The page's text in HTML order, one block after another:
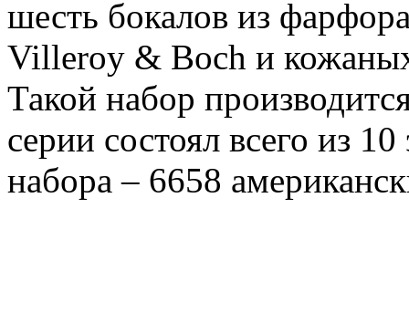
шесть бокалов из
Villeroy & Boch и
Такой набор
серии состоял всего из
набора – 6658